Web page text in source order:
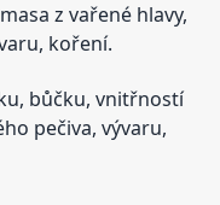
z vařené hlavy,
koření.
bůčku, vnitřností
pečiva, vývaru,